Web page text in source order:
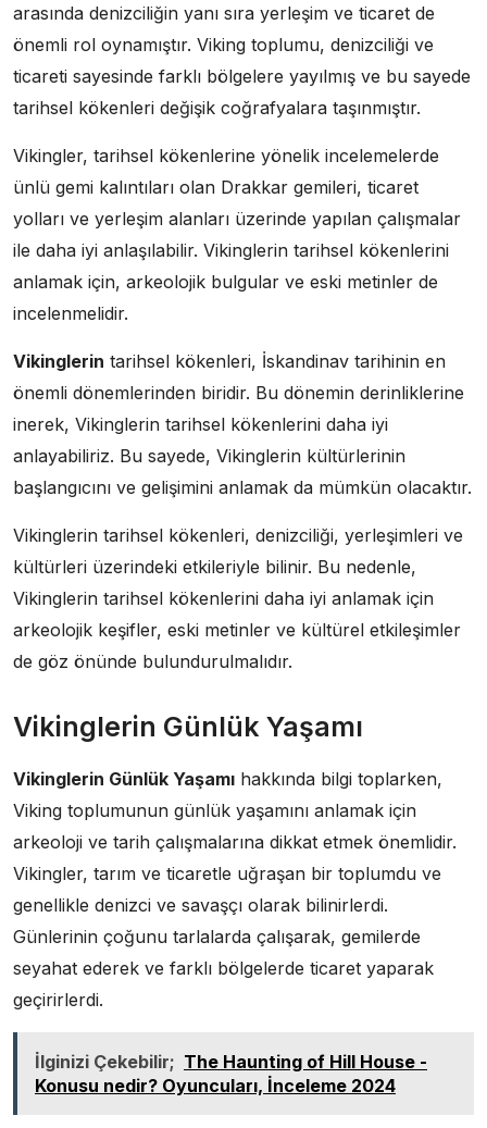
arasında denizciliğin yanı sıra yerleşim ve ticaret de
önemli rol oynamıştır. Viking toplumu, denizciliği ve
ticareti sayesinde farklı bölgelere yayılmış ve bu sayede
tarihsel kökenleri değişik coğrafyalara taşınmıştır.
Vikingler, tarihsel kökenlerine yönelik incelemelerde
ünlü gemi kalıntıları olan Drakkar gemileri, ticaret
yolları ve yerleşim alanları üzerinde yapılan çalışmalar
ile daha iyi anlaşılabilir. Vikinglerin tarihsel kökenlerini
anlamak için, arkeolojik bulgular ve eski metinler de
incelenmelidir.
Vikinglerin tarihsel kökenleri, İskandinav tarihinin en
önemli dönemlerinden biridir. Bu dönemin derinliklerine
inerek, Vikinglerin tarihsel kökenlerini daha iyi
anlayabiliriz. Bu sayede, Vikinglerin kültürlerinin
başlangıcını ve gelişimini anlamak da mümkün olacaktır.
Vikinglerin tarihsel kökenleri, denizciliği, yerleşimleri ve
kültürleri üzerindeki etkileriyle bilinir. Bu nedenle,
Vikinglerin tarihsel kökenlerini daha iyi anlamak için
arkeolojik keşifler, eski metinler ve kültürel etkileşimler
de göz önünde bulundurulmalıdır.
Vikinglerin Günlük Yaşamı
Vikinglerin Günlük Yaşamı hakkında bilgi toplarken,
Viking toplumunun günlük yaşamını anlamak için
arkeoloji ve tarih çalışmalarına dikkat etmek önemlidir.
Vikingler, tarım ve ticaretle uğraşan bir toplumdu ve
genellikle denizci ve savaşçı olarak bilinirlerdi.
Günlerinin çoğunu tarlalarda çalışarak, gemilerde
seyahat ederek ve farklı bölgelerde ticaret yaparak
geçirirlerdi.
İlginizi Çekebilir; The Haunting of Hill House -
Konusu nedir? Oyuncuları, İnceleme 2024